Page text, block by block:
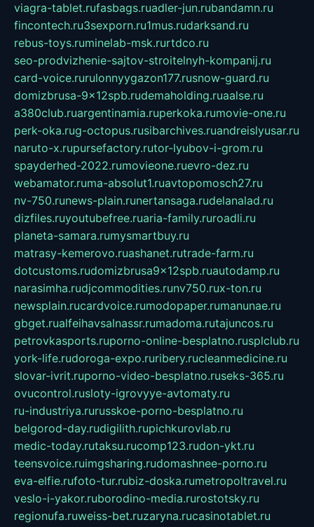
viagra-tablet.rufasbags.ruadler-jun.rubandamn.ru
fincontech.ru3sexporn.ru1mus.rudarksand.ru
rebus-toys.ruminelab-msk.rurtdco.ru
seo-prodvizhenie-sajtov-stroitelnyh-kompanij.ru
card-voice.rurulonnyygazon177.rusnow-guard.ru
domizbrusa-9x12spb.rudemaholding.ruaalse.ru
a380club.ruargentinamia.ruperkoka.rumovie-one.ru
perk-oka.rug-octopus.rusibarchives.ruandreislyusar.ru
naruto-x.rupursefactory.rutor-lyubov-i-grom.ru
spayderhed-2022.rumovieone.ruevro-dez.ru
webamator.ruma-absolut1.ruavtopomosch27.ru
nv-750.runews-plain.runertansaga.rudelanalad.ru
dizfiles.ruyoutubefree.ruaria-family.ruroadli.ru
planeta-samara.rumysmartbuy.ru
matrasy-kemerovo.ruashanet.rutrade-farm.ru
dotcustoms.rudomizbrusa9x12spb.ruautodamp.ru
narasimha.rudjcommodities.runv750.rux-ton.ru
newsplain.rucardvoice.rumodopaper.rumanunae.ru
gbget.rualfeihavsalnassr.rumadoma.rutajuncos.ru
petrovkasports.ruporno-online-besplatno.rusplclub.ru
york-life.rudoroga-expo.ruribery.rucleanmedicine.ru
slovar-ivrit.ruporno-video-besplatno.ruseks-365.ru
ovucontrol.rusloty-igrovyye-avtomaty.ru
ru-industriya.rurusskoe-porno-besplatno.ru
belgorod-day.rudigilith.rupichkurovlab.ru
medic-today.rutaksu.rucomp123.rudon-ykt.ru
teensvoice.ruimgsharing.rudomashnee-porno.ru
eva-elfie.rufoto-tur.rubiz-doska.rumetropoltravel.ru
veslo-i-yakor.ruborodino-media.rurostotsky.ru
regionufa.ruweiss-bet.ruzaryna.rucasinotablet.ru